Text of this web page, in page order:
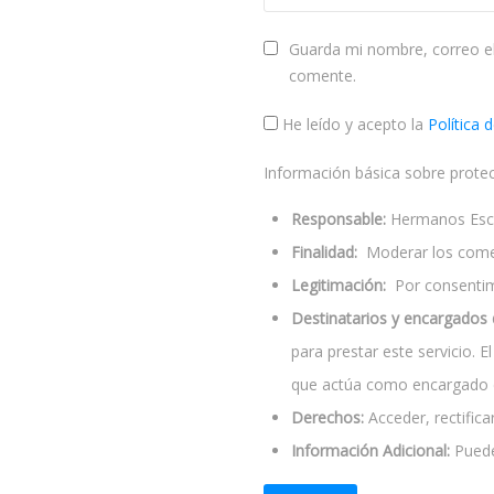
Guarda mi nombre, correo
comente.
He leído y acepto la Política
Información básica sobre
Responsable: Hermanos
Finalidad: Moderar los
Legitimación: Por
Destinatarios y
para prestar este servicio.
que actúa como
Derechos: Acceder,
Información Adicional: